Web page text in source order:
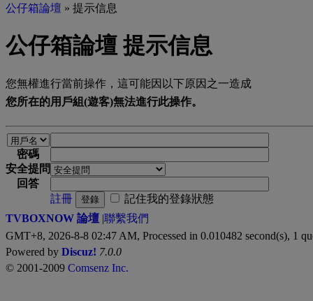
公仔箱論壇 » 提示信息
公仔箱論壇 提示信息
您無權進行當前操作，這可能因以下原因之一造成
您所在的用戶組(遊客)無法進行此操作。
密碼
安全提問
回答
註冊
登錄
記住我的登錄狀態
TVBOXNOW 論壇 |聯繫我們
GMT+8, 2026-8-8 02:47 AM, Processed in 0.010482 second(s), 1
Powered by Discuz! 7.0.0
© 2001-2009 Comsenz Inc.